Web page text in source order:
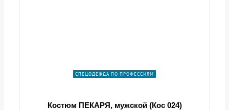
СПЕЦОДЕЖДА ПО ПРОФЕССИЯМ
Костюм ПЕКАРЯ, мужской (Кос 024)